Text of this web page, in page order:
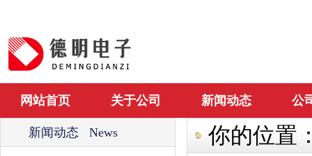
网站首页 关于公司 新闻动态 公
新闻动态 News 你的位置